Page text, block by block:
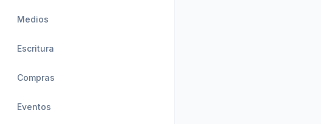
Medios
Escritura
Compras
Eventos